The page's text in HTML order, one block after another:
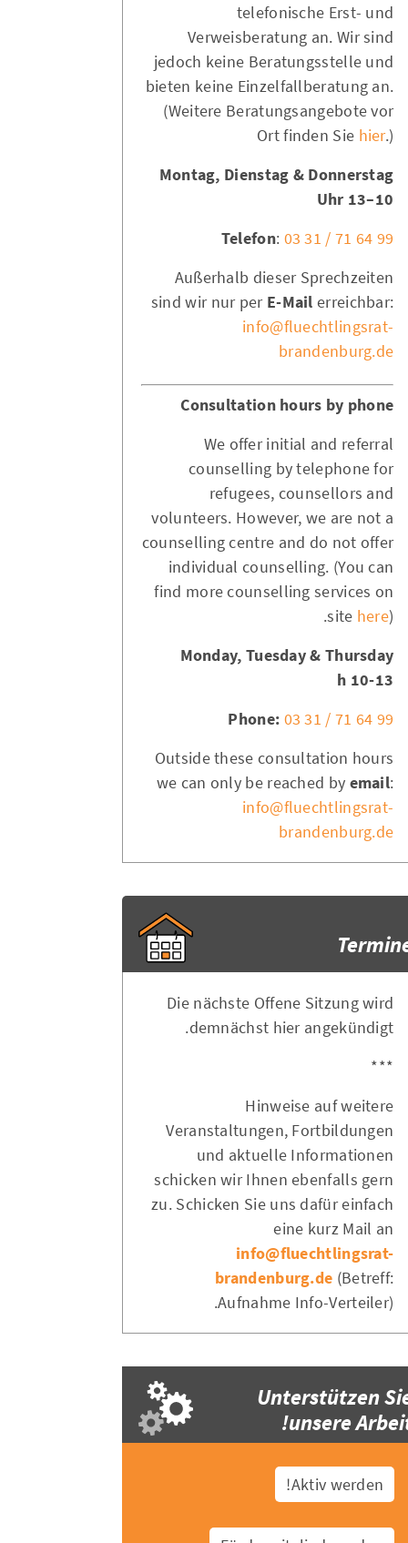
telefonische Erst- und
Verweisberatung an. Wir sind
jedoch keine Beratungsstelle und
bieten keine Einzelfallberatung an.
(Weitere Beratungsangebote vor
Ort finden Sie hier.)
Montag, Dienstag & Donnerstag
10–13 Uhr
Telefon: 03 31 / 71 64 99
Außerhalb dieser Sprechzeiten
sind wir nur per E-Mail erreichbar:
info@fluechtlingsrat-
brandenburg.de
Consultation hours by phone
We offer initial and referral
counselling by telephone for
refugees, counsellors and
volunteers. However, we are not a
counselling centre and do not offer
individual counselling. (You can
find more counselling services on
site here).
Monday, Tuesday & Thursday
10-13 h
Phone: 03 31 / 71 64 99
Outside these consultation hours
we can only be reached by email:
info@fluechtlingsrat-
brandenburg.de
Die nächste Offene Sitzung wird
demnächst hier angekündigt.
***
Hinweise auf weitere
Veranstaltungen, Fortbildungen
und aktuelle Informationen
schicken wir Ihnen ebenfalls gern
zu. Schicken Sie uns dafür einfach
eine kurz Mail an
info@fluechtlingsrat-
brandenburg.de (Betreff:
Aufnahme Info-Verteiler).
Unterstützen
unsere
Aktiv werden!